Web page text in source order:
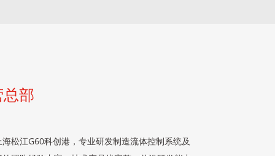
部
松江G60科创港，专业研发制造流体控制系统及